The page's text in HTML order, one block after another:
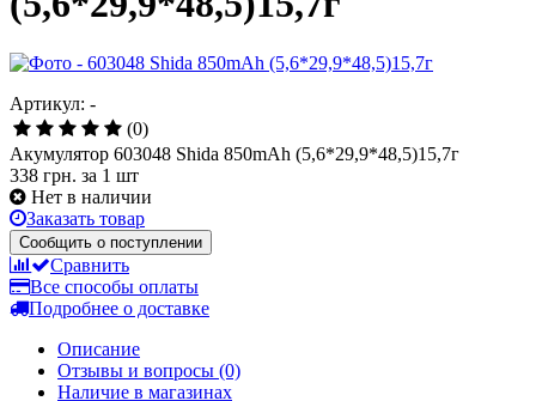
(0)
338 грн.за 1 шт
Нет в наличии
Заказать товар
Сообщить о поступлении
Сравнить
Все способы оплаты
Подробнее о доставке
Описание
Отзывы и вопросы
850mAh (5,6*29,9*48,5)15,7г
Добавить свой отзыв или задать вопрос